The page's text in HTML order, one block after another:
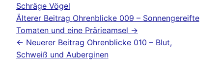
Schräge Vögel
Älterer Beitrag Ohrenblicke 009 – Sonnengereifte
Tomaten und eine Prärieamsel →
← Neuerer Beitrag Ohrenblicke 010 – Blut,
Schweiß und Auberginen